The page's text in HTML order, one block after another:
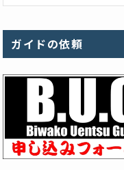
ガイドの依頼